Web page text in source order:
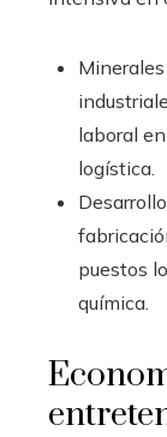
laboral
logística.
puestos
química.